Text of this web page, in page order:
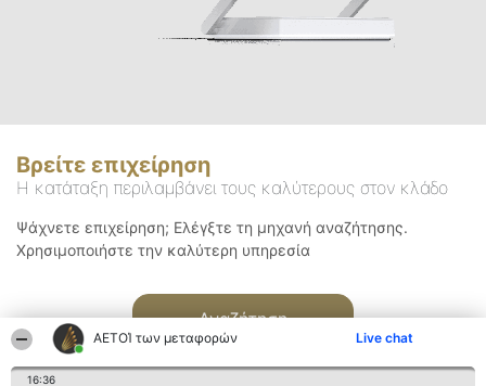
ΑΕΤΟΊ των μεταφορών Live chat
16:36
Βρείτε επιχείρηση
Η κατάταξη περιλαμβάνει τους καλύτερους στον κλάδο
Ψάχνετε επιχείρηση; Ελέγξτε τη μηχανή αναζήτησης.
Χρησιμοποιήστε την καλύτερη υπηρεσία
Αναζήτηση